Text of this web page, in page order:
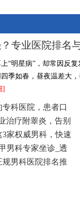
专业医院排名
“明星病”，却常因反复
季如春，昼夜温差大
]
科医院，患者口
治疗附睾炎，告别
家权威男科，快速
男科专家坐诊_透
男科医院排名推